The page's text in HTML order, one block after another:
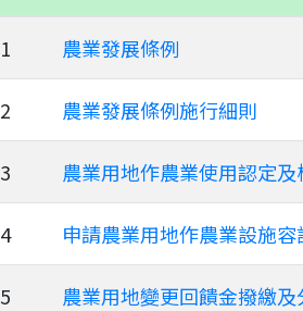
1 農業發展條例
2 農業發展條例施行細則
3 農業用地作農業使用認定
4 申請農業用地作農業設施
5 農業用地變更回饋金撥繳